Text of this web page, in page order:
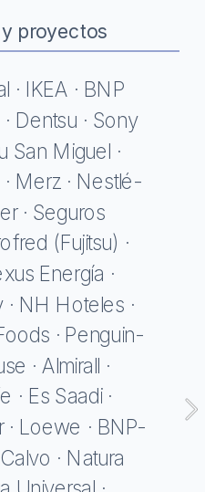
proyectos
· IKEA · BNP
Dentsu · Sony
San Miguel ·
Merz · Nestlé-
· Seguros
(Fujitsu) ·
Energía ·
NH Hoteles ·
· Penguin-
· Almirall ·
· Es Saadi ·
· Loewe · BNP-
· Natura